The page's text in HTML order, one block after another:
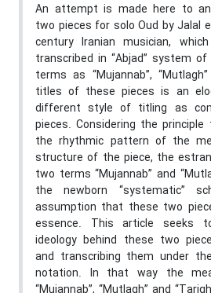
An attempt is made here to
two pieces for solo Oud by Jalal
century Iranian musician,
transcribed in “Abjad” system
terms as “Mujannab”,
titles of these pieces is an
different style of titling as
pieces. Considering the
the rhythmic pattern of the
structure of the piece, the
two terms “Mujannab” and
the newborn “systematic”
assumption that these two
essence. This article seeks
ideology behind these two
and transcribing them under
notation. In that way the